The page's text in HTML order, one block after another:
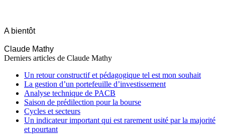
A bientôt
Claude Mathy
Derniers articles de Claude Mathy
Un retour constructif et pédagogique tel est mon souhait
La gestion d’un portefeuille d’investissement
Analyse technique de PACB
Saison de prédilection pour la bourse
Cycles et secteurs
Un indicateur important qui est rarement usité par la majorité
et pourtant